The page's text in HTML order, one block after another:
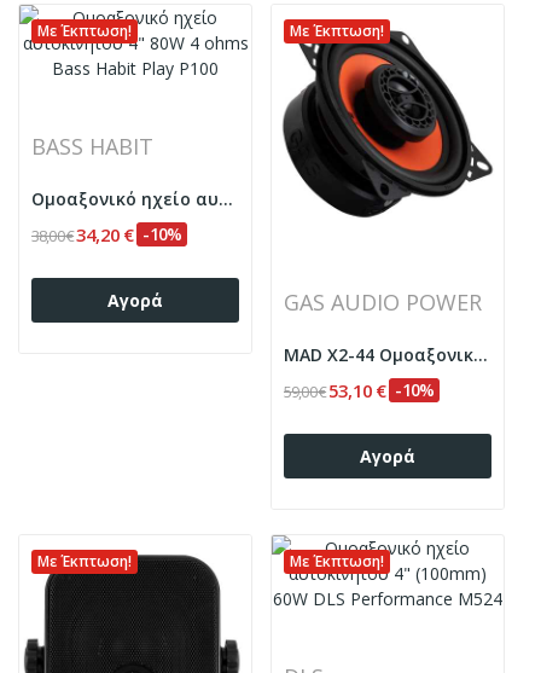
Με Έκπτωση!
BASS HABIT
Ομοαξονικό ηχείο αυτοκινήτου 4" 80W 4 ohms Bass...
38,00 €34,20 € -10%
Αγορά
Με Έκπτωση!
GAS AUDIO POWER
MAD X2-44 Ομοαξονικά ηχεία αυτοκινήτου 4" 120 W...
59,00 €53,10 € -10%
Αγορά
Με Έκπτωση! Με Έκπτωση!